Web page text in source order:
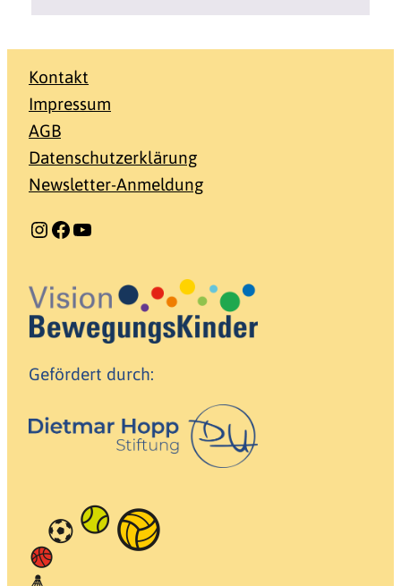
Kontakt
Impressum
AGB
Datenschutzerklärung
Newsletter-Anmeldung
Instagram Facebook YouTube
Gefördert durch: